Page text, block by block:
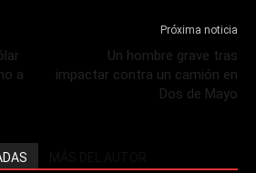
a
Próxima noticia
Un hombre grave tras
impactar contra un camión en
Dos de Mayo